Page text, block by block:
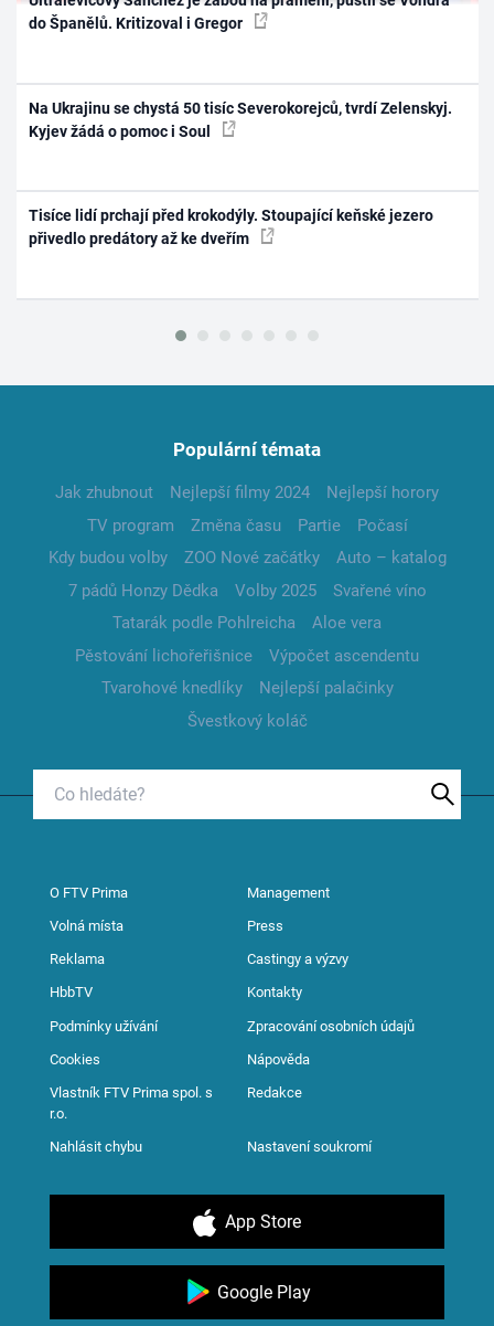
do Španělů. Kritizoval i Gregor
Na Ukrajinu se chystá 50 tisíc Severokorejců, tvrdí Zelenskyj.
Kyjev žádá o pomoc i Soul
Tisíce lidí prchají před krokodýly. Stoupající keňské jezero
přivedlo predátory až ke dveřím
Populární témata
Jak zhubnout Nejlepší filmy 2024
Nejlepší horory
TV program
Změna času Partie
Počasí
Kdy budou volby
ZOO Nové začátky
Auto – katalog
7 pádů Honzy Dědka
Volby 2025
Svařené víno
Tatarák podle Pohlreicha
Aloe vera
Pěstování lichořeřišnice
Výpočet ascendentu
Tvarohové knedlíky
Nejlepší palačinky
Švestkový koláč
O FTV Prima Management
Volná místa Press
Reklama Castingy a výzvy
HbbTV Kontakty
Podmínky užívání Zpracování osobních údajů
Cookies Nápověda
Vlastník FTV Prima spol. s
r.o.
Redakce
Nahlásit chybu Nastavení soukromí
App Store
Google Play